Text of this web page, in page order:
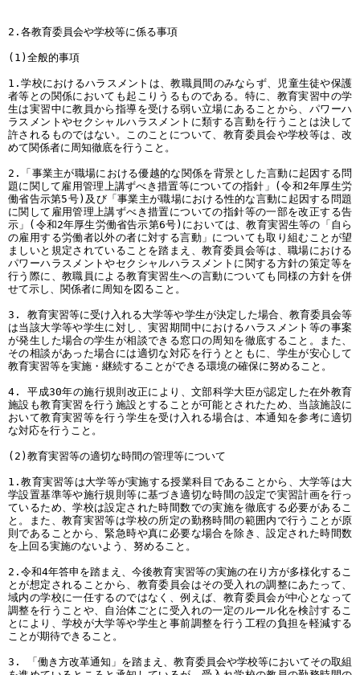
2.各教育委員会や学校等に係る事項
(1)全般的事項
1.学校におけるハラスメントは、教職員間のみならず、児童生徒や保護
者等との関係においても起こりうるものである。特に、教育実習中の学
生は実習中に教員から指導を受ける弱い立場にあることから、パワーハ
ラスメントやセクシャルハラスメントに類する言動を行うことは決して
許されるものではない。このことについて、教育委員会や学校等は、改
めて関係者に周知徹底を行うこと。
2.「事業主が職場における優越的な関係を背景とした言動に起因する問
題に関して雇用管理上講ずべき措置等についての指針」(令和2年厚生労
働省告示第5号)及び「事業主が職場における性的な言動に起因する問題
に関して雇用管理上講ずべき措置についての指針等の一部を改正する告
示」(令和2年厚生労働省告示第6号)においては、教育実習生等の「自ら
の雇用する労働者以外の者に対する言動」についても取り組むことが望
ましいと規定されていることを踏まえ、教育委員会等は、職場における
パワーハラスメントやセクシャルハラスメントに関する方針の策定等を
行う際に、教職員による教育実習生への言動についても同様の方針を併
せて示し、関係者に周知を図ること。
3. 教育実習等に受け入れる大学等や学生が決定した場合、教育委員会等
は当該大学等や学生に対し、実習期間中におけるハラスメント等の事案
が発生した場合の学生が相談できる窓口の周知を徹底すること。また、
その相談があった場合には適切な対応を行うとともに、学生が安心して
教育実習等を実施・継続することができる環境の確保に努めること。
4. 平成30年の施行規則改正により、文部科学大臣が認定した在外教育
施設も教育実習を行う施設とすることが可能とされたため、当該施設に
おいて教育実習等を行う学生を受け入れる場合は、本通知を参考に適切
な対応を行うこと。
(2)教育実習等の適切な時間の管理等について
1.教育実習等は大学等が実施する授業科目であることから、大学等は大
学設置基準等や施行規則等に基づき適切な時間の設定で実習計画を行っ
ているため、学校は設定された時間数での実施を徹底する必要があるこ
と。また、教育実習等は学校の所定の勤務時間の範囲内で行うことが原
則であることから、緊急時や真に必要な場合を除き、設定された時間数
を上回る実施のないよう、努めること。
2.令和4年答申を踏まえ、今後教育実習等の実施の在り方が多様化するこ
とが想定されることから、教育委員会はその受入れの調整にあたって、
域内の学校に一任するのではなく、例えば、教育委員会が中心となって
調整を行うことや、自治体ごとに受入れの一定のルール化を検討するこ
とにより、学校が大学等や学生と事前調整を行う工程の負担を軽減する
ことが期待できること。
3. 「働き方改革通知」を踏まえ、教育委員会や学校等においてその取組